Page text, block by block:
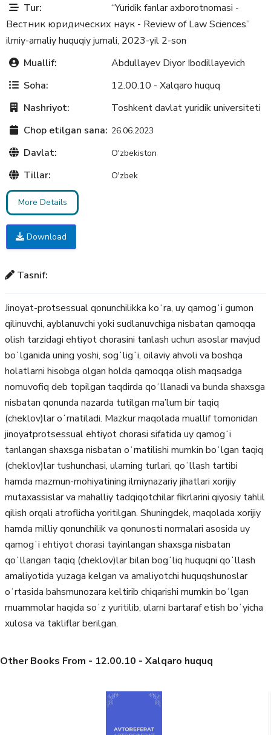
Tur:
“Yuridik fanlar axborotnomasi -
Вестник юридических наук - Review of Law Sciences”
ilmiy-amaliy huquqiy jurnali, 2023-yil 2-son
Muallif:
Abdullayev Diyor Ibodillayevich
Soha:
12.00.10 - Xalqaro huquq
Nashriyot:
Toshkent davlat yuridik universiteti
Chop etilgan sana: 26.06.2023
Davlat: O'zbekiston
Tillar: O'zbek
More Details
Download
Tasnif:
Jinoyat-protsessual qonunchilikka koʻra, uy qamogʻi gumon
qilinuvchi, ayblanuvchi yoki sudlanuvchiga nisbatan qamoqqa
olish tarzidagi ehtiyot chorasini tanlash uchun asoslar mavjud
boʻlganida uning yoshi, sogʻligʻi, oilaviy ahvoli va boshqa
holatlarni hisobga olgan holda qamoqqa olish maqsadga
nomuvofiq deb topilgan taqdirda qoʻllanadi va bunda shaxsga
nisbatan qonunda nazarda tutilgan ma’lum bir taqiq
(cheklov)lar oʻrnatiladi. Mazkur maqolada muallif tomonidan
jinoyatprotsessual ehtiyot chorasi sifatida uy qamogʻi
tanlangan shaxsga nisbatan oʻrnatilishi mumkin boʻlgan taqiq
(cheklov)lar tushunchasi, ularning turlari, qoʻllash tartibi
hamda mazmun-mohiyatining ilmiynazariy jihatlari xorijiy
mutaxassislar va mahalliy tadqiqotchilar fikrlarini qiyosiy tahlil
qilish orqali atroflicha yoritilgan. Shuningdek, maqolada xorijiy
hamda milliy qonunchilik va qonunosti normalari asosida uy
qamogʻi ehtiyot chorasi tayinlangan shaxsga nisbatan
qoʻllangan taqiq (cheklov)lar bilan bogʻliq huquqni qoʻllash
amaliyotida yuzaga kelgan va amaliyotchi huquqshunoslar
oʻrtasida bahsmunozara keltirib chiqarishi mumkin boʻlgan
muammolar haqida soʻz yuritilib, ularni bartaraf etish boʻyicha
xulosa va takliflar berilgan.
Other Books From - 12.00.10 - Xalqaro huquq